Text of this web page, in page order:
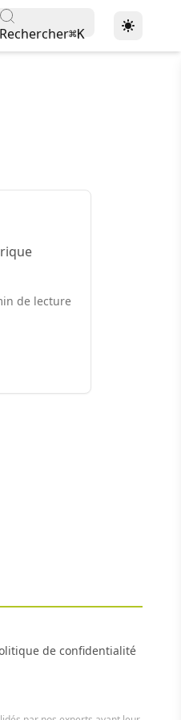
Rechercher⌘K
de lecture
de confidentialité